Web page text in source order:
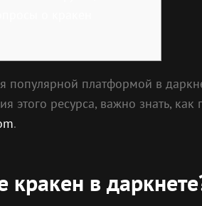
популярной платформой в
этого ресурса, важно знать,
.
кракен в